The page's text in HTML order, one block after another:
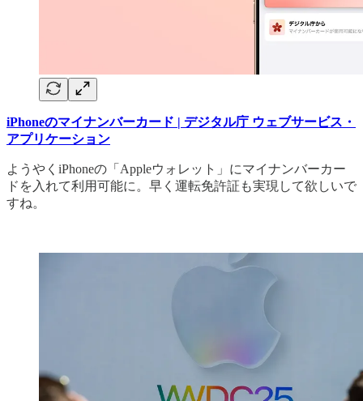
iPhoneのマイナンバーカード | デジタル庁 ウェブサービス・
アプリケーション
ようやくiPhoneの「Appleウォレット」にマイナンバーカー
ドを入れて利用可能に。早く運転免許証も実現して欲しいで
すね。